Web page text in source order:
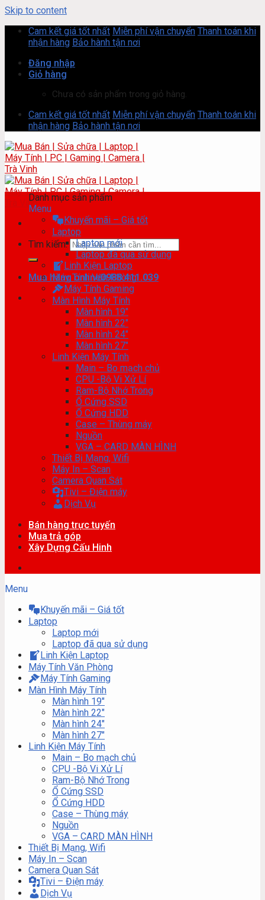
Skip to content
Cam kết giá tốt nhất Miễn phí vận chuyển Thanh toán khi
nhận hàng Bảo hành tận nơi
Đăng nhập
Giỏ hàng
Chưa có sản phẩm trong giỏ hàng.
Cam kết giá tốt nhất Miễn phí vận chuyển Thanh toán khi
nhận hàng Bảo hành tận nơi
Tìm kiếm:
Mua hàng online0988.411.039
Danh mục sản phẩm
Menu
Khuyến mãi – Giá tốt
Laptop
Laptop mới
Laptop đã qua sử dụng
Linh Kiện Laptop
Máy Tính Văn Phòng
Máy Tính Gaming
Màn Hình Máy Tính
Màn hình 19″
Màn hình 22″
Màn hình 24″
Màn hình 27″
Linh Kiện Máy Tính
Main – Bo mạch chủ
CPU -Bộ Vi Xử Lí
Ram-Bộ Nhớ Trong
Ổ Cứng SSD
Ổ Cứng HDD
Case – Thùng máy
Nguồn
VGA – CARD MÀN HÌNH
Thiết Bị Mạng, Wifi
Máy In – Scan
Camera Quan Sát
Tivi – Điện máy
Dịch Vụ
Bán hàng trực tuyến
Mua trả góp
Xây Dựng Cấu Hinh
Menu
Khuyến mãi – Giá tốt
Laptop
Laptop mới
Laptop đã qua sử dụng
Linh Kiện Laptop
Máy Tính Văn Phòng
Máy Tính Gaming
Màn Hình Máy Tính
Màn hình 19″
Màn hình 22″
Màn hình 24″
Màn hình 27″
Linh Kiện Máy Tính
Main – Bo mạch chủ
CPU -Bộ Vi Xử Lí
Ram-Bộ Nhớ Trong
Ổ Cứng SSD
Ổ Cứng HDD
Case – Thùng máy
Nguồn
VGA – CARD MÀN HÌNH
Thiết Bị Mạng, Wifi
Máy In – Scan
Camera Quan Sát
Tivi – Điện máy
Dịch Vụ